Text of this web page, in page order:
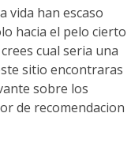
vida han escaso
hacia el pelo cierto
cual seri­a una
sitio encontraras
sobre los
de recomendacion